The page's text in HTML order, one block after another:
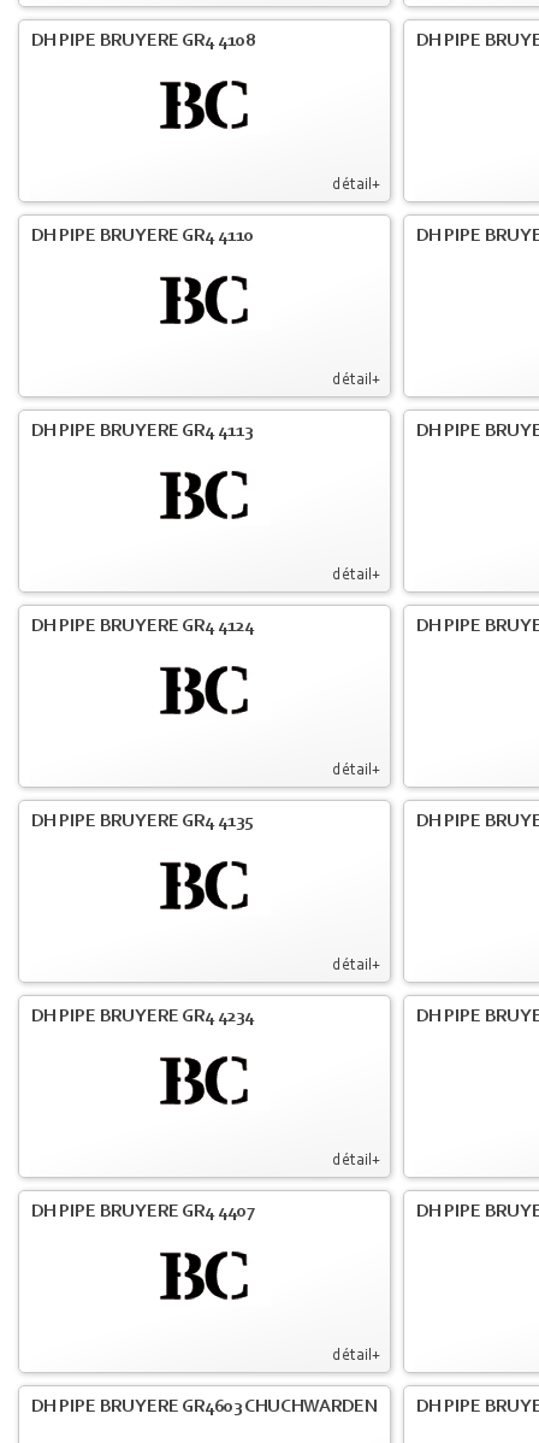
détail+
DH PIPE BRUYERE GR4 4108 DH PIPE
détail+
DH PIPE BRUYERE GR4 4110 DH PIPE
détail+
DH PIPE BRUYERE GR4 4113 DH PIPE
détail+
DH PIPE BRUYERE GR4 4124 DH PIPE
détail+
DH PIPE BRUYERE GR4 4135 DH PIPE
détail+
DH PIPE BRUYERE GR4 4234 DH PIPE
détail+
DH PIPE BRUYERE GR4 4407 DH PIPE
DH PIPE BRUYERE GR4603 CHUCHWARDEN DH PIPE